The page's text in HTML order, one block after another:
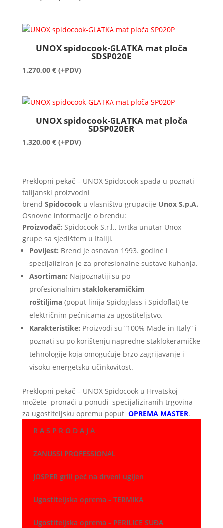
UNOX spidocook-GLATKA mat ploča
SDSP020E
1.270,00 € (+PDV)
UNOX spidocook-GLATKA mat ploča
SDSP020ER
1.320,00 € (+PDV)
Preklopni pekač – UNOX Spidocook spada u poznati
talijanski proizvodni
brend Spidocook u vlasništvu grupacije Unox S.p.A.
Osnovne informacije o brendu:
Proizvođač: Spidocook S.r.l., tvrtka unutar Unox
grupe sa sjedištem u Italiji.
Povijest: Brend je osnovan 1993. godine i
specijaliziran je za profesionalne sustave kuhanja.
Asortiman: Najpoznatiji su po
profesionalnim staklokeramičkim
roštiljima(poput linija Spidoglass i Spidoflat) te
električnim pećnicama za ugostiteljstvo.
Karakteristike: Proizvodi su “100% Made in Italy” i
poznati su po korištenju napredne staklokeramičke
tehnologije koja omogućuje brzo zagrijavanje i
visoku energetsku učinkovitost.
Preklopni pekač – UNOX Spidocook u Hrvatskoj
možete pronaći u ponudi specijaliziranih trgovina
za ugostiteljsku opremu poput OPREMA MASTER.
R A S P R O D A J A
ZANUSSI PROFESSIONAL
JOSPER grill peć na drveni ugljen
Ugostiteljska oprema – TERMIKA
Ugostiteljska oprema – PERILICE SUĐA